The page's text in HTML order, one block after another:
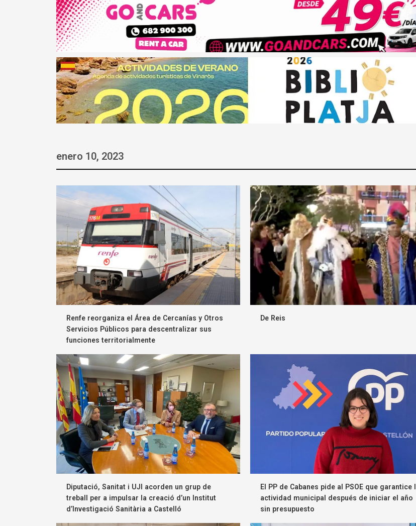
enero 10, 2023
Renfe reorganiza el Área de Cercanías y Otros
Servicios Públicos para descentralizar sus
funciones territorialmente
De Reis
Diputació, Sanitat i UJI acorden un grup de
treball per a impulsar la creació d’un Institut
d’Investigació Sanitària a Castelló
El PP de Cabanes pide al PSOE que garantice
actividad municipal después de iniciar el año
sin presupuesto